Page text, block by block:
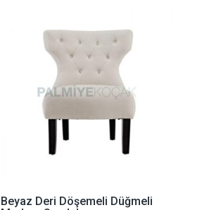
Beyaz Deri Döşemeli Düğmeli